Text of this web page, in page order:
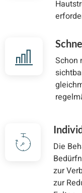
Schon
Die
zur
zur